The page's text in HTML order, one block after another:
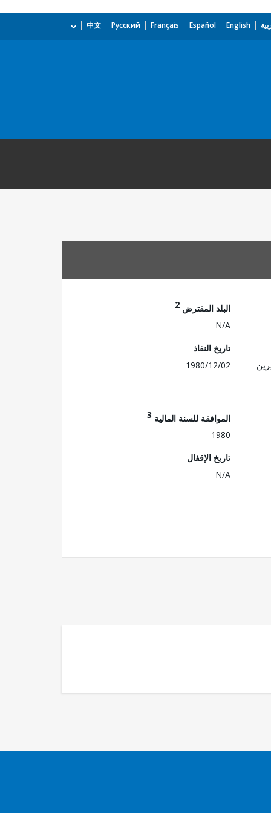
English
Español
Français
Русский
中文
البلد المقترض 2
N/A
تاريخ النفاذ
1980/12/02
الموافقة للسنة المالية 3
1980
تاريخ الإقفال
N/A